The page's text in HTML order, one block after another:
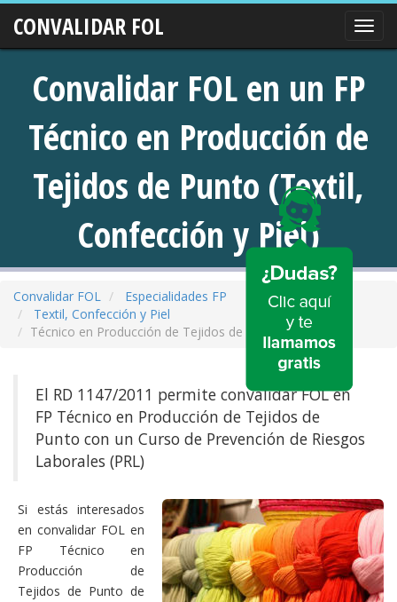
CONVALIDAR FOL
Convalidar FOL en un FP
Técnico en Producción de
Tejidos de Punto (Textil,
Confección y Piel)
Convalidar FOL
Especialidades FP
Textil, Confección y Piel
Técnico en Producción de Tejidos de Punto
El RD 1147/2011 permite convalidar FOL en
FP Técnico en Producción de Tejidos de
Punto con un Curso de Prevención de Riesgos
Laborales (PRL)
Si estás interesados
en convalidar FOL en
FP Técnico en
Producción de
Tejidos de Punto de